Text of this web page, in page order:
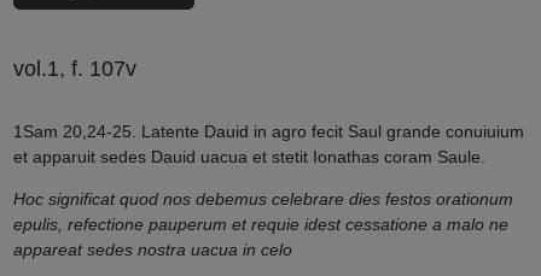
vol.1, f. 107v
1Sam 20,24-25. Latente Dauid in agro fecit Saul grande conuiuium
et apparuit sedes Dauid uacua et stetit Ionathas coram Saule.
Hoc significat quod nos debemus celebrare dies festos orationum
epulis, refectione pauperum et requie idest cessatione a malo ne
appareat sedes nostra uacua in celo